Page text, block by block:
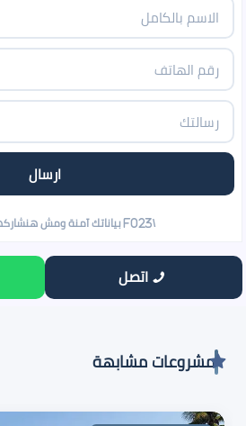
اتصل
مشروعات مشابهة